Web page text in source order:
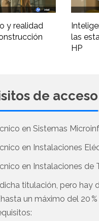
y realidad
las
HP
de acceso
en Sistemas
en Instalaciones
en Instalaciones de
titulación, pero
un máximo del 20